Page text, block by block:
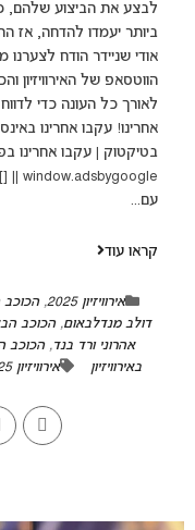
לבצע את הביצוע שלהם,
ביותר יעמדו להדחה, אז
אודי שניידר הודח
הווטסאפ של האירוויזיון
לאורך כל העונה כדי
אחרינו! עקבו אחרינו
עם...
קראו עוד
אירוויזיון 2025 ,הכוכב הבא 2025
דולב מנדלבאום,הכוכב הבא 2025 -
אהרוני ורד בנד,הכוכב
באירוויזיון
אירוויזיון 2025